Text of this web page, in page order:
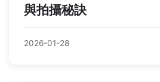
與拍攝秘訣
2026-01-28